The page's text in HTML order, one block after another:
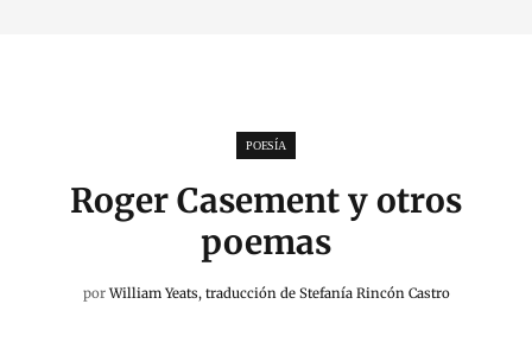
POESÍA
Roger Casement y otros
poemas
por William Yeats, traducción de Stefanía Rincón Castro